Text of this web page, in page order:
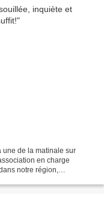
une de la matinale sur
en charge
notre région,